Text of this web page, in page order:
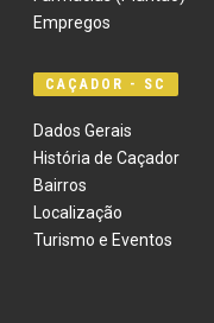
Empregos
CAÇADOR - SC
Dados Gerais
História de Caçador
Bairros
Localização
Turismo e Eventos